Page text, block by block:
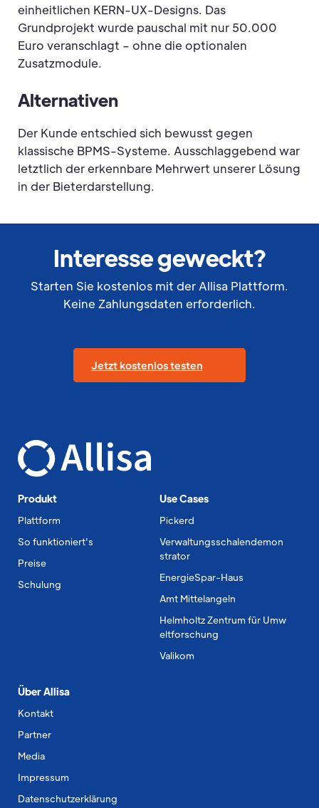
einheitlichen KERN-UX-Designs. Das
Grundprojekt wurde pauschal mit nur 50.000
Euro veranschlagt – ohne die optionalen
Zusatzmodule.
Alternativen
Der Kunde entschied sich bewusst gegen
klassische BPMS-Systeme. Ausschlaggebend war
letztlich der erkennbare Mehrwert unserer Lösung
in der Bieterdarstellung.
Interesse geweckt?
Starten Sie kostenlos mit der Allisa Plattform.
Keine Zahlungsdaten erforderlich.
Jetzt kostenlos testen
Produkt
Plattform
So funktioniert's
Preise
Schulung
Use Cases
Pickerd
Verwaltungsschalendemon
strator
EnergieSpar-Haus
Amt Mittelangeln
Helmholtz Zentrum für Umw
eltforschung
Valikom
Über Allisa
Kontakt
Partner
Media
Impressum
Datenschutzerklärung